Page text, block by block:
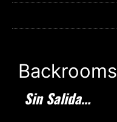
Backrooms
Sin Salida…